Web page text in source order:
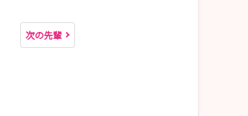
次の先輩